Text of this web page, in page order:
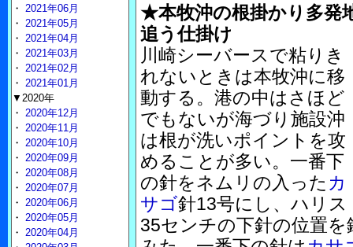
★本牧沖の根掛かり多発
追う仕掛け
川崎シーバースで粘りき
れないときは本牧沖に移
動する。港の中はさほど
でもないが海づり施設沖
は根が洗いポイントを攻
めることが多い。一番下
の針をネムリの入った カ
サゴ針13号にし、ハリス
35センチの下針の位置
・ 2021年06月
・ 2021年05月
・ 2021年04月
・ 2021年03月
・ 2021年02月
・ 2021年01月
▼2020年
・ 2020年12月
・ 2020年11月
・ 2020年10月
・ 2020年09月
・ 2020年08月
・ 2020年07月
・ 2020年06月
・ 2020年05月
・ 2020年04月